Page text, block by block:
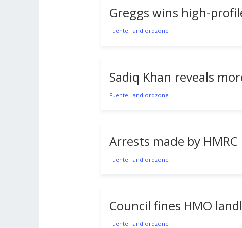
Greggs wins high-
Fuente: landlordzone
Sadiq Khan reveals
Fuente: landlordzone
Arrests made by
Fuente: landlordzone
Council fines HMO
Fuente: landlordzone